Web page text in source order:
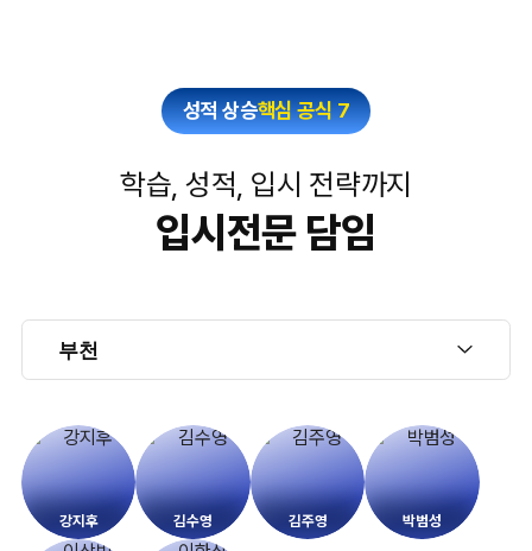
성적 상승핵심 공식 7
학습, 성적, 입시 전략까지
입시전문 담임
강지후 김수영 김주영 박범성